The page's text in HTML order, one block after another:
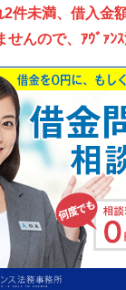
2件未満、借入金
せんので、ｱｳﾞｧﾝ